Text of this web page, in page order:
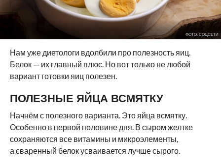
ФОТО: СОЦСЕТИ
Нам уже диетологи вдолбили про полезность яиц.
Белок — их главный плюс. Но вот только не любой
вариант готовки яиц полезен.
ПОЛЕЗНЫЕ ЯЙЦА ВСМЯТКУ
Начнём с полезного варианта. Это яйца всмятку.
Особенно в первой половине дня. В сыром желтке
сохраняются все витамины и микроэлементы,
а сваренный белок усваивается лучше сырого.